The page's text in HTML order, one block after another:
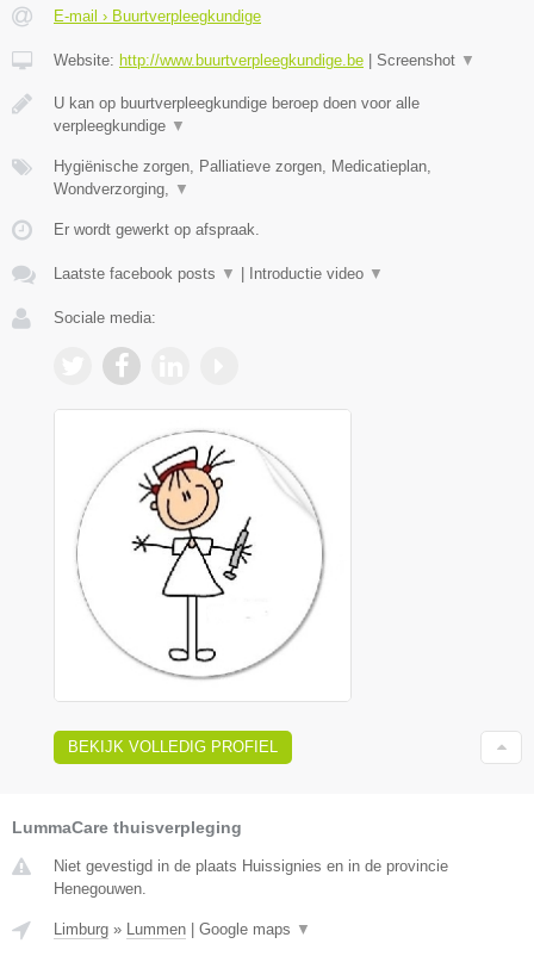
E-mail › Buurtverpleegkundige
Website: http://www.buurtverpleegkundige.be Screenshot ▼
U kan op buurtverpleegkundige beroep doen voor alle
verpleegkundige ▼
Hygiënische zorgen, Palliatieve zorgen, Medicatieplan,
Wondverzorging,
▼
Er wordt gewerkt op afspraak.
Laatste facebook posts ▼ Introductie video ▼
Sociale media:
BEKIJK VOLLEDIG PROFIEL
LummaCare thuisverpleging
Niet gevestigd in de plaats Huissignies en in de provincie
Henegouwen.
Limburg » Lummen Google maps ▼